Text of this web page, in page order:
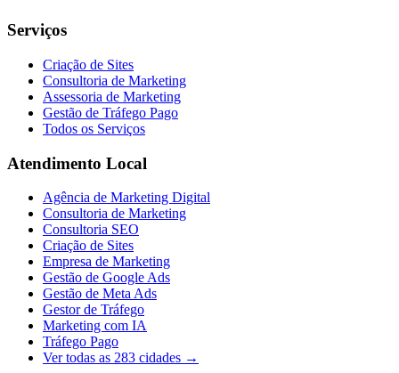
Serviços
Criação de Sites
Consultoria de Marketing
Assessoria de Marketing
Gestão de Tráfego Pago
Todos os Serviços
Atendimento Local
Agência de Marketing Digital
Consultoria de Marketing
Consultoria SEO
Criação de Sites
Empresa de Marketing
Gestão de Google Ads
Gestão de Meta Ads
Gestor de Tráfego
Marketing com IA
Tráfego Pago
Ver todas as 283 cidades →